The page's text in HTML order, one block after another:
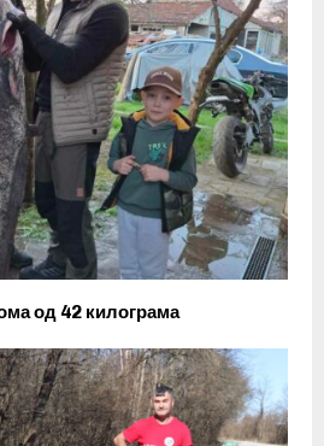
од 42 килограма